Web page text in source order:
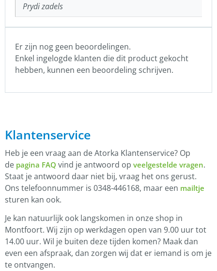
Prydi zadels
Er zijn nog geen beoordelingen.
Enkel ingelogde klanten die dit product gekocht
hebben, kunnen een beoordeling schrijven.
Klantenservice
Heb je een vraag aan de Atorka Klantenservice? Op
de pagina FAQ vind je antwoord op veelgestelde vragen.
Staat je antwoord daar niet bij, vraag het ons gerust.
Ons telefoonnummer is 0348-446168, maar een mailtje
sturen kan ook.
Je kan natuurlijk ook langskomen in onze shop in
Montfoort. Wij zijn op werkdagen open van 9.00 uur tot
14.00 uur. Wil je buiten deze tijden komen? Maak dan
even een afspraak, dan zorgen wij dat er iemand is om je
te ontvangen.